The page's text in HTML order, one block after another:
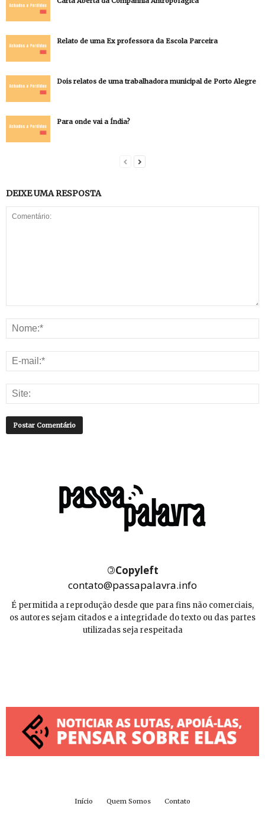
Relato de uma Ex professora da Escola Parceira
Dois relatos de uma trabalhadora municipal de Porto Alegre
Para onde vai a Índia?
DEIXE UMA RESPOSTA
©Copyleft
contato@passapalavra.info
É permitida a reprodução desde que para fins não comerciais,
os autores sejam citados e a integridade do texto ou das partes
utilizadas seja respeitada
Início Quem Somos Contato